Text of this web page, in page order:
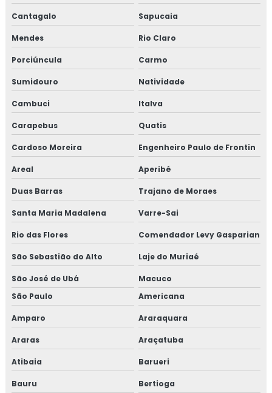
TREINAMENTO NR10 ONLINE
TESTE HIDROSTÁTICO NR13
TESTE HIDROSTATICO VASO DE PRESSÃO
TESTE HIDROSTÁTICO EM MANGUEIRAS
TESTE HIDROSTÁTICO COMPRESSOR DE AR
NR13 TESTE HIDROSTATICO
TESTE HIDROSTÁTICO TUBULAÇÃO
TESTE DE PRESSÃO HIDROSTÁTICA
TESTE HIDROSTATICO EM TUBULAÇÃO DE
TESTE HIDROSTÁTICO EM CALDEIRAS
TESTE HIDROSTÁTICO EM TUBULAÇÕES DE ÁGUA
LAUDO DE ESTANQUEIDADE
TESTE DE ESTANQUEIDADE ÁGUA
TESTE DE ESTANQUEIDADE EM TANQUES
Cantagalo Sapucaia
Mendes Rio Claro
Porciúncula Carmo
Sumidouro Natividade
Cambuci Italva
Carapebus Quatis
Cardoso Moreira Engenheiro Paulo de Frontin
Areal Aperibé
Duas Barras Trajano de Moraes
Santa Maria Madalena Varre-Sai
Rio das Flores Comendador Levy Gasparian
São Sebastião do Alto Laje do Muriaé
São José de Ubá
Macuco
São Paulo
Americana
Amparo Araraquara
Araras Araçatuba
Atibaia Barueri
Bauru Bertioga